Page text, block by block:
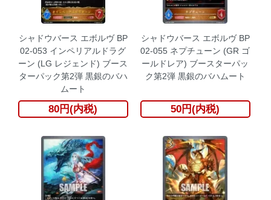
シャドウバース エボルヴ BP
02-053 インペリアルドラグ
ーン (LG レジェンド) ブース
ターパック第2弾 黒銀のバハ
ムート
80円(内税)
シャドウバース エボルヴ BP
02-055 ネプチューン (GR ゴ
ールドレア) ブースターパッ
ク第2弾 黒銀のバハムート
50円(内税)